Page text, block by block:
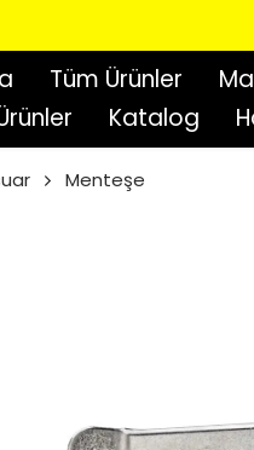
Tüm Ürünler
Katalog
Menteşe